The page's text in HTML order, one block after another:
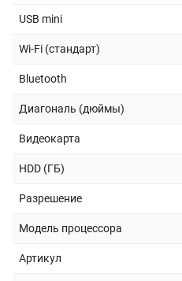
USB mini
Wi-Fi (стандарт)
Bluetooth
Диагональ (дюймы)
Видеокарта
HDD (ГБ)
Разрешение
Модель процессора
Артикул